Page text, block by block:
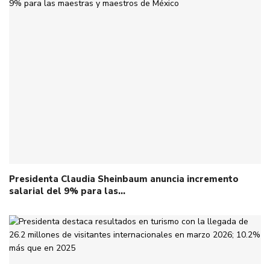
Presidenta Claudia Sheinbaum anuncia incremento
salarial del 9% para las…